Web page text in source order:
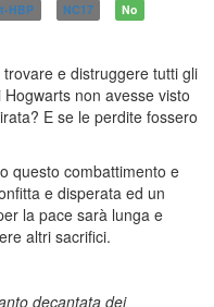
HBP NC17 No
e distruggere tutti gli
non avesse visto
E se le perdite fossero
questo combattimento e
e disperata ed un
la pace sarà lunga e
altri sacrifici.
decantata dei